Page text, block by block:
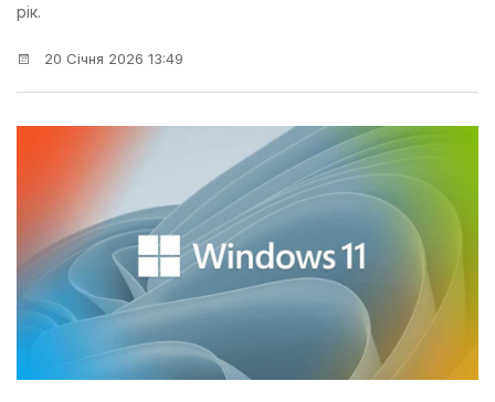
рік.
20 Січня 2026 13:49